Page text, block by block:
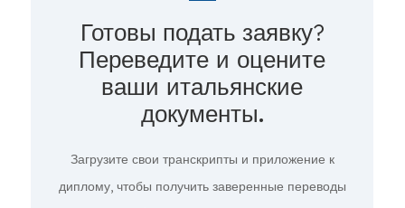
Готовы подать заявку?
Переведите и оцените
ваши итальянские
документы.
Загрузите свои транскрипты и приложение к
диплому, чтобы получить заверенные переводы